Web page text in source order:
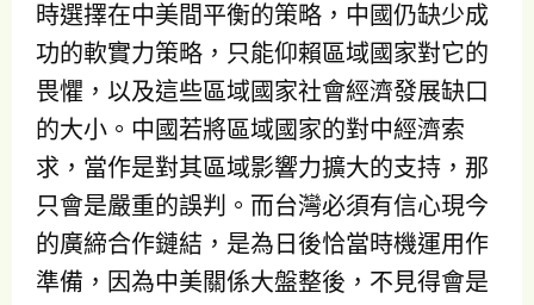
時選擇在中美間平衡的策略，中國仍缺少成
功的軟實力策略，只能仰賴區域國家對它的
畏懼，以及這些區域國家社會經濟發展缺口
的大小。中國若將區域國家的對中經濟索
求，當作是對其區域影響力擴大的支持，那
只會是嚴重的誤判。而台灣必須有信心現今
的廣締合作鏈結，是為日後恰當時機運用作
準備，因為中美關係大盤整後，不見得會是